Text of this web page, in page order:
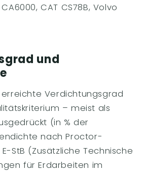
CAT CS78B, Volvo
und
Verdichtungsgrad
– meist als
(in % der
nach Proctor-
StB (Zusätzliche Technische
für Erdarbeiten im